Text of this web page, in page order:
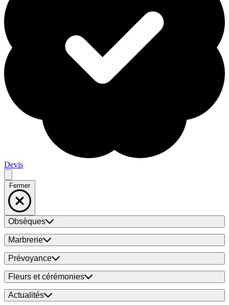
Devis
Fermer
Obsèques
Marbrerie
Prévoyance
Fleurs et cérémonies
Actualités